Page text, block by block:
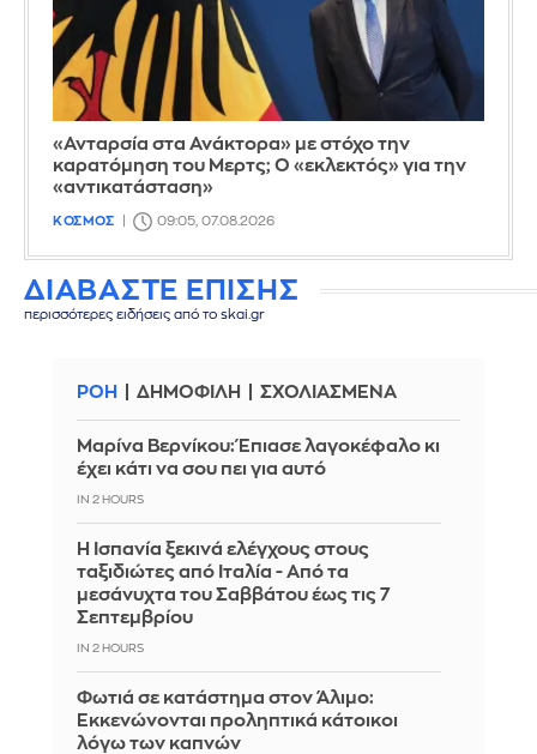
«Ανταρσία στα Ανάκτορα» με στόχο την
καρατόμηση του Μερτς; Ο «εκλεκτός» για την
«αντικατάσταση»
ΚΟΣΜΟΣ 09:05, 07.08.2026
ΔΙΑΒΑΣΤΕ ΕΠΙΣΗΣ
περισσότερες ειδήσεις από το skai.gr
ΡΟΗ ΔΗΜΟΦΙΛΗ ΣΧΟΛΙΑΣΜΕΝΑ
Μαρίνα Βερνίκου: Έπιασε λαγοκέφαλο κι
έχει κάτι να σου πει για αυτό
IN 2 HOURS
Η Ισπανία ξεκινά ελέγχους στους
ταξιδιώτες από Ιταλία - Από τα
μεσάνυχτα του Σαββάτου έως τις 7
Σεπτεμβρίου
IN 2 HOURS
Φωτιά σε κατάστημα στον Άλιμο:
Εκκενώνονται προληπτικά κάτοικοι
λόγω των καπνών